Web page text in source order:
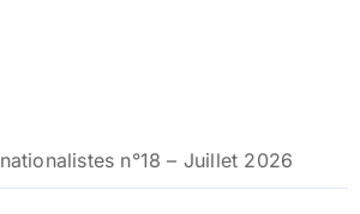
n°18 – Juillet 2026